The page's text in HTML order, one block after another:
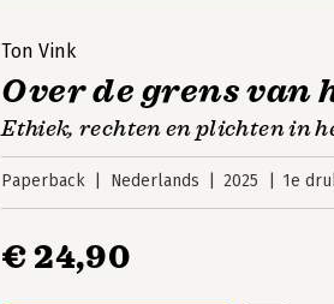
Ton Vink
Over de grens van
Ethiek, rechten en plichten in
Paperback Nederlands 2025 1e
€ 24,90